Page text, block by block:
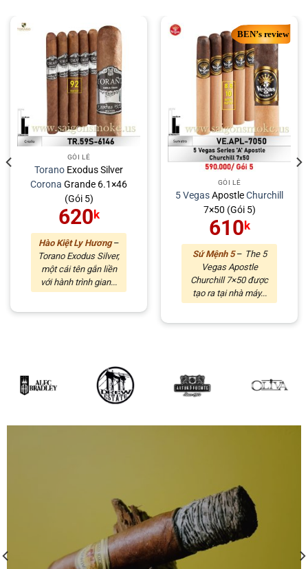
GÓI LẺ
Torano Exodus Silver
Corona Grande 6.1×46
(Gói 5)
620 k
Hào Kiệt Ly Hương–
Torano Exodus Silver,
một cái tên gắn liền
với hành trình gian...
GÓI LẺ
5 VegasApostleChurchill
7×50 (Gói 5)
610 k
Sứ Mệnh 5– The 5
Vegas Apostle
Churchill 7×50 được
tạo ra tại nhà máy...